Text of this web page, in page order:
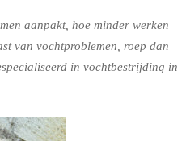
aanpakt, hoe minder werken
van vochtproblemen, roep dan
in vochtbestrijding in